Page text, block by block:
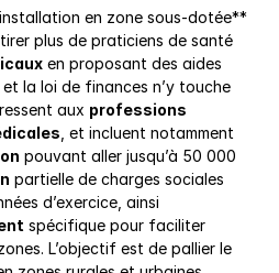
en zone sous-dotée**
plus de praticiens de santé
en proposant des aides
la loi de finances n’y touche
aux professions
, et incluent notamment
pouvant aller jusqu’à 50 000
partielle de charges sociales
d’exercice, ainsi
spécifique pour faciliter
L’objectif est de pallier le